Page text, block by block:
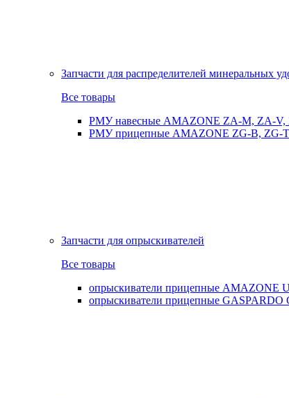
Запчасти для распределителей минеральных
Все товары
РМУ навесные AMAZONE ZA-M, ZA-V,
РМУ прицепные AMAZONE ZG-B, ZG-
Запчасти для опрыскивателей
Все товары
опрыскиватели прицепные AMAZONE
опрыскиватели прицепные GASPARDO